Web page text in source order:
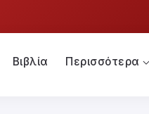
Βιβλία Περισσότερα